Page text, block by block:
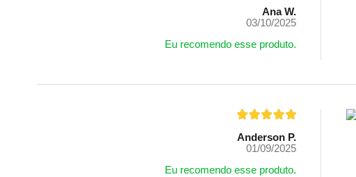
Ana W.
03/10/2025
Eu recomendo esse produto.
Anderson P.
01/09/2025
Eu recomendo esse produto.